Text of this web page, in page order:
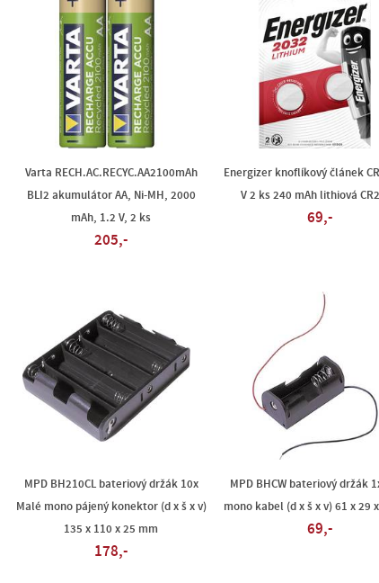
Varta RECH.AC.RECYC.AA2100mAh
BLI2 akumulátor AA, Ni-MH, 2000
mAh, 1.2 V, 2 ks
205,-
Energizer knoflíkový článek
V 2 ks 240 mAh lithiová
69,-
MPD BH210CL bateriový držák 10x
Malé mono pájený konektor (d x š x v)
135 x 110 x 25 mm
178,-
MPD BHCW bateriový držák
mono kabel (d x š x v) 61 x 29
69,-